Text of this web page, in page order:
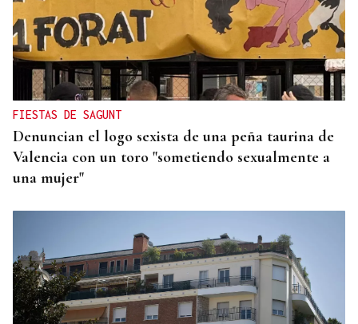
SIEMENS GAMESA
El Ibex 35 abre la sesión con un alza del 0,4% y
acaricia los históricos 20.100 puntos
FIESTAS DE SAGUNT
Denuncian el logo sexista de una peña taurina de
Valencia con un toro "sometiendo sexualmente a
una mujer"